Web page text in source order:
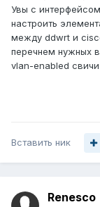
Увы с
настроить
между ddwrt и
перечнем нужных
vlan-enabled свичи
Вставить ник
Renesco